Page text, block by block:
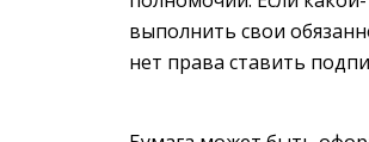
выполнить свои
нет права ставить